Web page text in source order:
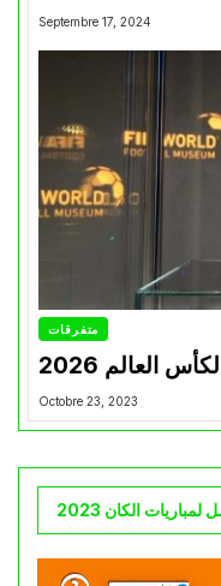
Septembre 17, 2024
متفرقات
العالم 2026
Octobre 23, 2023
الكان 2023